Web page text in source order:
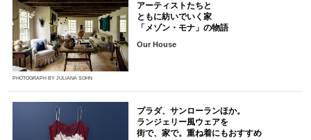
PHOTOGRAPH BY JULIANA SOHN
アーティストたちと
ともに紡いでいく家
「メゾン・モナ」の物語
Our House
プラダ、サンローランほか。
ランジェリー風ウェアを
街で、家で。重ね着にもおすすめ